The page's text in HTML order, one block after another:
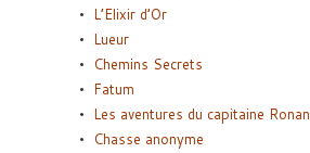
L’Elixir d’Or
Lueur
Chemins Secrets
Fatum
Les aventures du capitaine Ronan
Chasse anonyme